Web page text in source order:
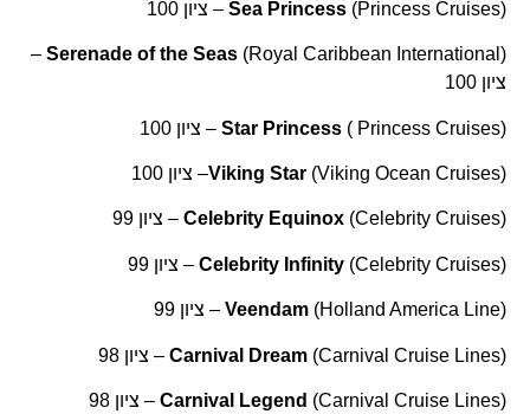
Sea Princess(Princess Cruises – ציון 100
Serenade of the Seas
(Royal Caribbean International –
ציון 100
Star Princess( Princess Cruises – ציון 100
Viking Star(Viking Ocean Cruises– ציון 100
Celebrity Equinox(Celebrity Cruises – ציון 99
Celebrity Infinity(Celebrity Cruises – ציון 99
Veendam(Holland America Line – ציון 99
Carnival Dream(Carnival Cruise Lines – ציון 98
Carnival Legend(Carnival Cruise Lines – ציון 98